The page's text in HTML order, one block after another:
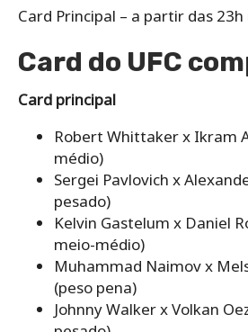
Card Principal – a partir das 23h
Card do UFC
Card principal
Robert Whittaker x Ikram
médio)
Sergei Pavlovich x
pesado)
Kelvin Gastelum x Daniel
meio-médio)
Muhammad Naimov x
(peso pena)
Johnny Walker x Volkan